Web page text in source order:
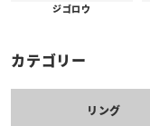
ジゴロウ
カテゴリー
リング